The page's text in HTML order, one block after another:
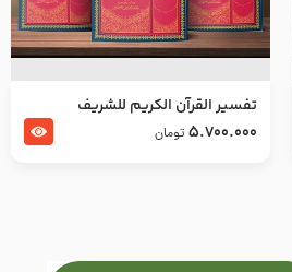
تفسير القرآن الكريم للشريف
المرتضي قدس سرّه
5.700.000 تومان